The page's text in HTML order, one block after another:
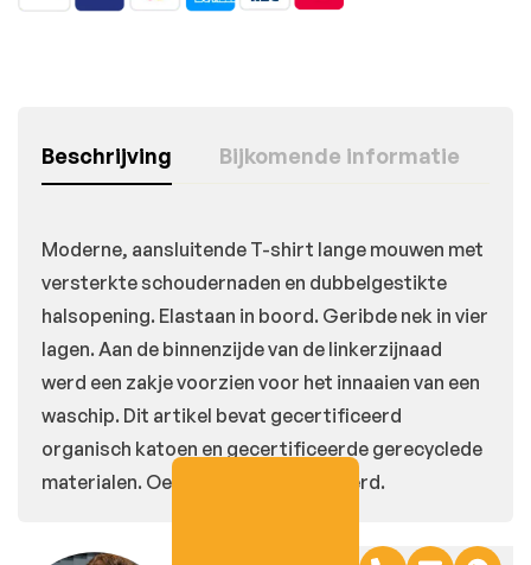
Beschrijving Bijkomende informatie
Moderne, aansluitende T-shirt lange mouwen met
versterkte schoudernaden en dubbelgestikte
halsopening. Elastaan in boord. Geribde nek in vier
lagen. Aan de binnenzijde van de linkerzijnaad
werd een zakje voorzien voor het innaaien van een
waschip. Dit artikel bevat gecertificeerd
organisch katoen en gecertificeerde gerecyclede
materialen. Oeko-Tex 100 certificeerd.